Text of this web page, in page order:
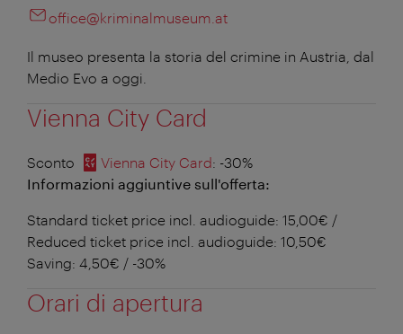
office@kriminalmuseum.at
Il museo presenta la storia del crimine in Austria, dal
Medio Evo a oggi.
Vienna City Card
Sconto Vienna City Card: -30%
Informazioni aggiuntive sull'offerta:
Standard ticket price incl. audioguide: 15,00€ /
Reduced ticket price incl. audioguide: 10,50€
Saving: 4,50€ / -30%
Orari di apertura